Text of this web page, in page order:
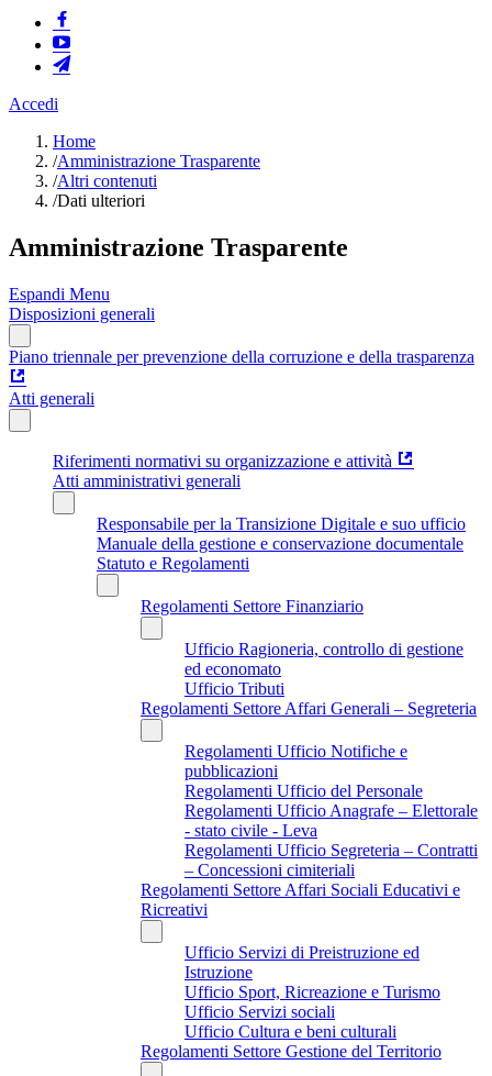
Accedi
Home
/Amministrazione Trasparente
/Altri contenuti
/Dati ulteriori
Amministrazione Trasparente
Espandi Menu
Disposizioni generali
Piano triennale per prevenzione della corruzione e della trasparenza
Atti generali
Riferimenti normativi su organizzazione e attività
Atti amministrativi generali
Responsabile per la Transizione Digitale e suo ufficio
Manuale della gestione e conservazione documentale
Statuto e Regolamenti
Regolamenti Settore Finanziario
Ufficio Ragioneria, controllo di gestione
ed economato
Ufficio Tributi
Regolamenti Settore Affari Generali – Segreteria
Regolamenti Ufficio Notifiche e
pubblicazioni
Regolamenti Ufficio del Personale
Regolamenti Ufficio Anagrafe – Elettorale
- stato civile - Leva
Regolamenti Ufficio Segreteria – Contratti
– Concessioni cimiteriali
Regolamenti Settore Affari Sociali Educativi e
Ricreativi
Ufficio Servizi di Preistruzione ed
Istruzione
Ufficio Sport, Ricreazione e Turismo
Ufficio Servizi sociali
Ufficio Cultura e beni culturali
Regolamenti Settore Gestione del Territorio